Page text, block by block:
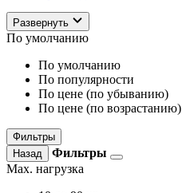
Развернуть
По умолчанию
По умолчанию
По популярности
По цене (по убыванию)
По цене (по возрастанию)
Фильтры
Назад
Фильтры
Max. нагрузка